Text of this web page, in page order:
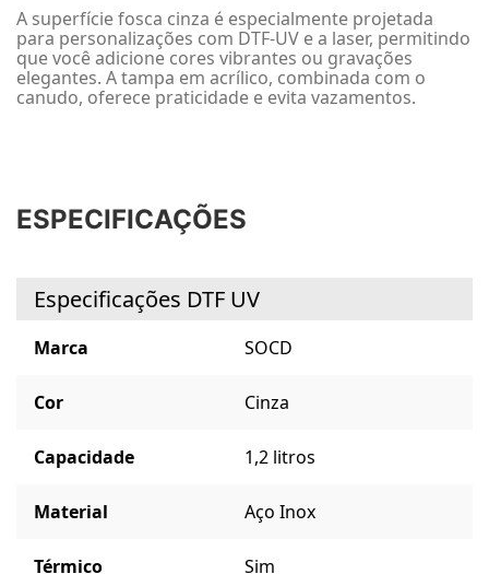
A superfície fosca cinza é especialmente projetada
para personalizações com DTF-UV e a laser, permitindo
que você adicione cores vibrantes ou gravações
elegantes. A tampa em acrílico, combinada com o
canudo, oferece praticidade e evita vazamentos.
ESPECIFICAÇÕES
Especificações DTF UV
Marca SOCD
Cor Cinza
Capacidade 1,2 litros
Material Aço Inox
Térmico Sim